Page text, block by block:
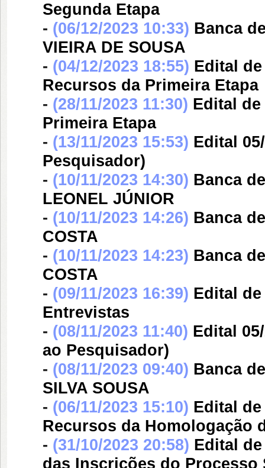
Segunda Etapa
- (06/12/2023 10:33) Banca
VIEIRA DE SOUSA
- (04/12/2023 18:55) Edital de
Recursos da Primeira Etapa
- (28/11/2023 11:30) Edital de
Primeira Etapa
- (13/11/2023 15:53) Edital
Pesquisador)
- (10/11/2023 14:30) Banca
LEONEL JÚNIOR
- (10/11/2023 14:26) Banca
COSTA
- (10/11/2023 14:23) Banca
COSTA
- (09/11/2023 16:39) Edital de
Entrevistas
- (08/11/2023 11:40) Edital
ao Pesquisador)
- (08/11/2023 09:40) Banca
SILVA SOUSA
- (06/11/2023 15:10) Edital de
Recursos da Homologação
- (31/10/2023 20:58) Edital de
das Inscrições do Processo